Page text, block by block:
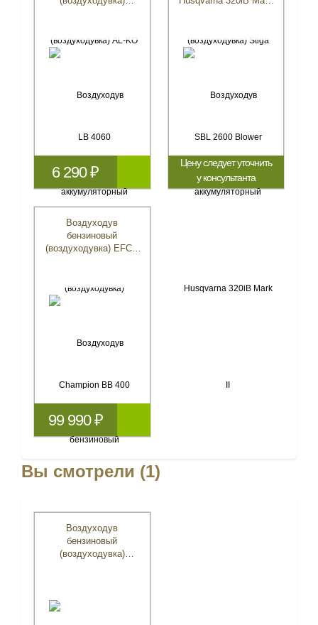
6 290 ₽
Цену следует уточнить
у консультанта
Воздуходув
бензиновый
(воздуходувка) EFCO
99 990 ₽
Вы смотрели (1)
Воздуходув
бензиновый
(воздуходувка)